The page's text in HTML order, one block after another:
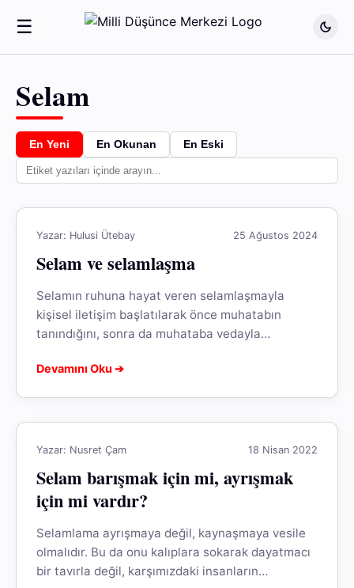
☰
Selam
En Yeni En Okunan En Eski
Yazar: Hulusi Ütebay 25 Ağustos 2024
Selam ve selamlaşma
Selamın ruhuna hayat veren selamlaşmayla
kişisel iletişim başlatılarak önce muhatabın
tanındığını, sonra da muhataba vedayla
Devamını Oku ➔
Yazar: Nusret Çam 18 Nisan 2022
Selam barışmak için mi, ayrışmak
için mi vardır?
Selamlama ayrışmaya değil, kaynaşmaya vesile
olmalıdır. Bu da onu kalıplara sokarak dayatmacı
bir tavırla değil, karşımızdaki insanların